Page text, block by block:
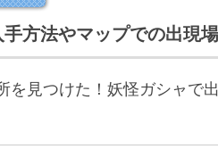
方法やマップでの出現
を見つけた！妖怪ガシャで